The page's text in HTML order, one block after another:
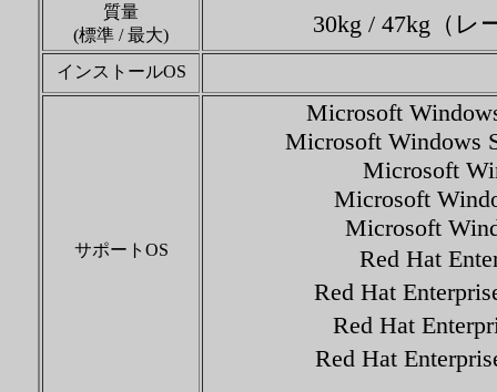
質量
(標準 / 最大)
30kg / 47kg（レ
インストールOS
サポートOS
Microsoft
Microsoft Windows
Microsoft
Microsoft
Microsoft
Red Hat
Red Hat
Red Hat
Red Hat